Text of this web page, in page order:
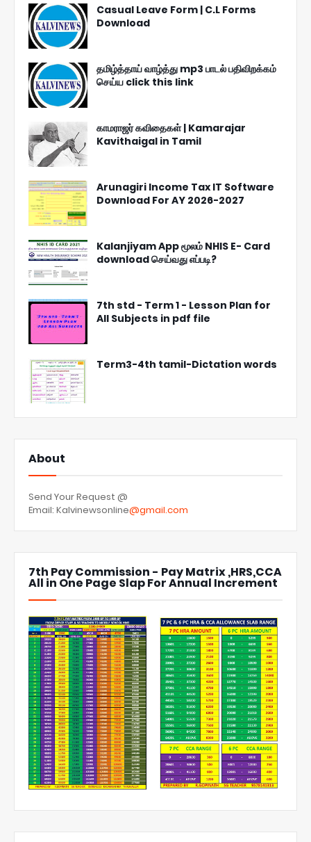
Casual Leave Form | C.L Forms
Download
தமிழ்த்தாய் வாழ்த்து mp3 பாடல் பதிவிறக்கம்
செய்ய click this link
காமராஜர் கவிதைகள் | Kamarajar
Kavithaigal in Tamil
Arunagiri Income Tax IT Software
Download For AY 2026-2027
Kalanjiyam App மூலம் NHIS E- Card
download செய்வது எப்படி?
7th std - Term 1 - Lesson Plan for
All Subjects in pdf file
Term3-4th tamil-Dictation words
About
Send Your Request @
Email: Kalvinewsonline@gmail.com
7th Pay Commission - Pay Matrix ,HRS,CCA
All in One Page Slap For Annual Increment